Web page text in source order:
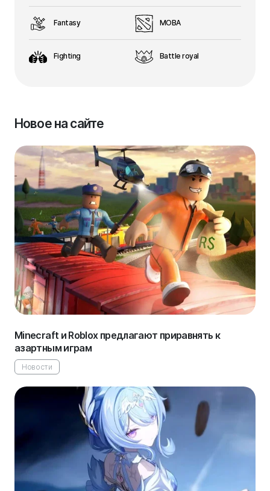
Fantasy
Fighting
MOBA
Battle royal
Новое на сайте
Minecraft и Roblox предлагают приравнять к
азартным играм
Новости